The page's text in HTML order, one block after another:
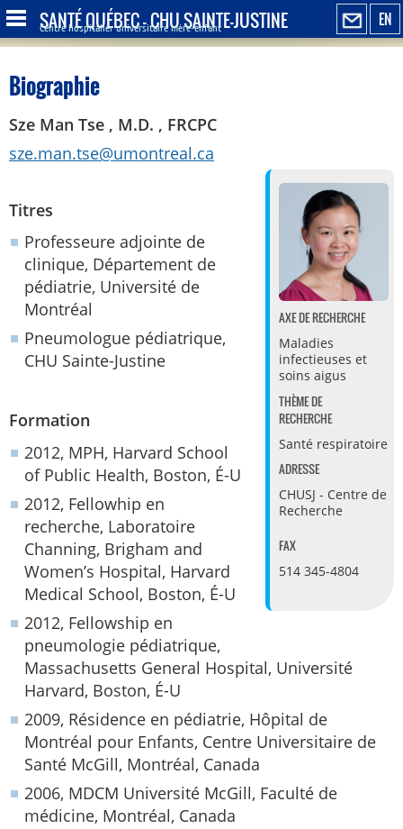
EN
SANTÉ QUÉBEC - CHU SAINTE-JUSTINE
Centre hospitalier universitaire mère-enfant
Biographie
Sze Man Tse , M.D. , FRCPC
sze.man.tse@umontreal.ca
AXE DE RECHERCHE
Maladies
infectieuses et
soins aigus
THÈME DE
RECHERCHE
Santé respiratoire
ADRESSE
CHUSJ - Centre de
Recherche
FAX
514 345-4804
Titres
Professeure adjointe de
clinique, Département de
pédiatrie, Université de
Montréal
Pneumologue pédiatrique,
CHU Sainte-Justine
Formation
2012, MPH, Harvard School
of Public Health, Boston, É-U
2012, Fellowhip en
recherche, Laboratoire
Channing, Brigham and
Women’s Hospital, Harvard
Medical School, Boston, É-U
2012, Fellowship en
pneumologie pédiatrique,
Massachusetts General Hospital, Université
Harvard, Boston, É-U
2009, Résidence en pédiatrie, Hôpital de
Montréal pour Enfants, Centre Universitaire de
Santé McGill, Montréal, Canada
2006, MDCM Université McGill, Faculté de
médicine, Montréal, Canada